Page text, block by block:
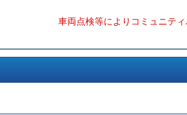
車両点検等によりコミュニテ